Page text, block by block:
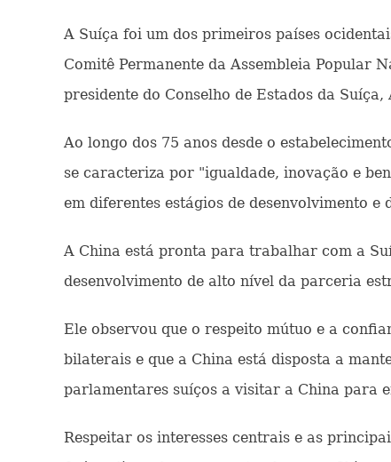
A Suíça foi um dos primeiros países
Comitê Permanente da Assembleia Popular
presidente do Conselho de Estados da
Ao longo dos 75 anos desde o
se caracteriza por "igualdade, inovação e
em diferentes estágios de desenvolvimento
A China está pronta para trabalhar com a
desenvolvimento de alto nível da parceria
Ele observou que o respeito mútuo e a
bilaterais e que a China está disposta a
parlamentares suíços a visitar a China para
Respeitar os interesses centrais e as